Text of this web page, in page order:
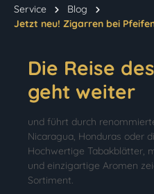
Service
Blog
Jetzt neu! Zigarren bei
Die Reise
geht weiter
und führt durch
Nicaragua, Honduras oder
Hochwertige Tabakblätter,
und einzigartige Aromen
Sortiment.